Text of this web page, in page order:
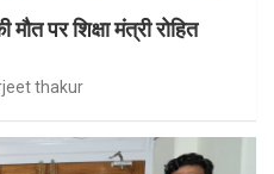
पर शिक्षा मंत्री रोहित
thakur